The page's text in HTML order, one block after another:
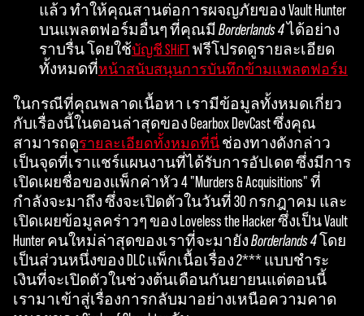
แล้ว ทำให้คุณสานต่อการผจญภัยของ Vault Hunter
บนแพลตฟอร์มอื่นๆ ที่คุณมีBorderlands 4ได้อย่าง
ราบรื่น โดยใช้บัญชี SHiFTฟรีโปรดดูรายละเอียด
ทั้งหมดที่หน้าสนับสนุนการบันทึกข้ามแพลตฟอร์ม
ในกรณีที่คุณพลาดเนื้อหา เรามีข้อมูลทั้งหมดเกี่ยว
กับเรื่องนี้ในตอนล่าสุดของ Gearbox DevCast ซึ่งคุณ
สามารถดูรายละเอียดทั้งหมดที่นี่ ช่องทางดังกล่าว
เป็นจุดที่เราแชร์แผนงานที่ได้รับการอัปเดต ซึ่งมีการ
เปิดเผยชื่อของแพ็กค่าหัว 4 "Murders & Acquisitions" ที่
กำลังจะมาถึง ซึ่งจะเปิดตัวในวันที่ 30 กรกฎาคม และ
เปิดเผยข้อมูลคร่าวๆ ของ Loveless the Hacker ซึ่งเป็น Vault
Hunter คนใหม่ล่าสุดของเราที่จะมายังBorderlands 4โดย
เป็นส่วนหนึ่งของ DLC แพ็กเนื้อเรื่อง 2*** แบบชำระ
เงินที่จะเปิดตัวในช่วงต้นเดือนกันยายนแต่ตอนนี้
เรามาเข้าสู่เรื่องการกลับมาอย่างเหนือความคาด